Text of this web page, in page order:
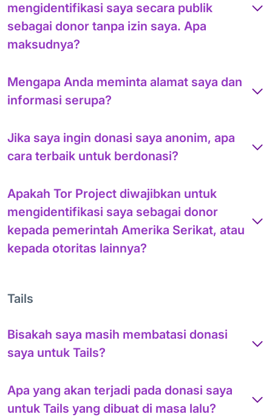
mengidentifikasi saya secara publik
sebagai donor tanpa izin saya. Apa
maksudnya?
Mengapa Anda meminta alamat saya dan
informasi serupa?
Jika saya ingin donasi saya anonim, apa
cara terbaik untuk berdonasi?
Apakah Tor Project diwajibkan untuk
mengidentifikasi saya sebagai donor
kepada pemerintah Amerika Serikat, atau
kepada otoritas lainnya?
Tails
Bisakah saya masih membatasi donasi
saya untuk Tails?
Apa yang akan terjadi pada donasi saya
untuk Tails yang dibuat di masa lalu?